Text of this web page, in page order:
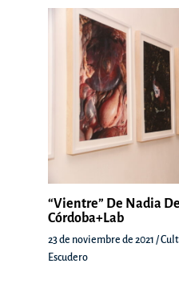
“Vientre” De Nadia
Córdoba+Lab
23 de noviembre de 2021 /
Escudero